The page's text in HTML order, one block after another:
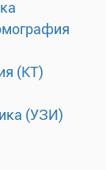
(КТ)
(УЗИ)